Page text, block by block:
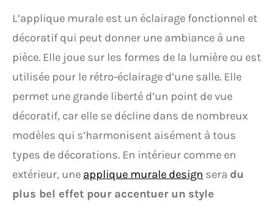
L’applique murale est un éclairage fonctionnel et
décoratif qui peut donner une ambiance à une
pièce. Elle joue sur les formes de la lumière ou est
utilisée pour le rétro-éclairage d’une salle. Elle
permet une grande liberté d’un point de vue
décoratif, car elle se décline dans de nombreux
modèles qui s’harmonisent aisément à tous
types de décorations. En intérieur comme en
extérieur, une applique murale design sera du
plus bel effet pour accentuer un style